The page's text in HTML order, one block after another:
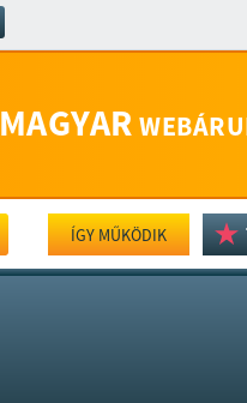
MAGYAR
ÍGY MŰKÖDIK